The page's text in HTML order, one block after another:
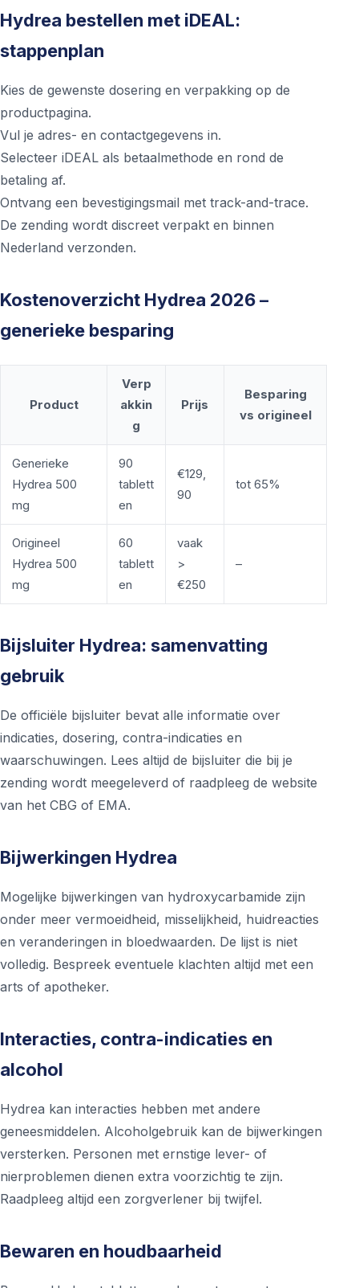
Hydrea bestellen met iDEAL:
stappenplan
Kies de gewenste dosering en verpakking op de
productpagina.
Vul je adres- en contactgegevens in.
Selecteer iDEAL als betaalmethode en rond de
betaling af.
Ontvang een bevestigingsmail met track-and-trace.
De zending wordt discreet verpakt en binnen
Nederland verzonden.
Kostenoverzicht Hydrea 2026 –
generieke besparing
Product
Verp
akkin
g
Prijs
Besparing
vs origineel
Generieke
Hydrea 500
mg
90
tablett
en
€129,
90
tot 65%
Origineel
Hydrea 500
mg
60
tablett
en
vaak
>
€250
–
Bijsluiter Hydrea: samenvatting
gebruik
De officiële bijsluiter bevat alle informatie over
indicaties, dosering, contra-indicaties en
waarschuwingen. Lees altijd de bijsluiter die bij je
zending wordt meegeleverd of raadpleeg de website
van het CBG of EMA.
Bijwerkingen Hydrea
Mogelijke bijwerkingen van hydroxycarbamide zijn
onder meer vermoeidheid, misselijkheid, huidreacties
en veranderingen in bloedwaarden. De lijst is niet
volledig. Bespreek eventuele klachten altijd met een
arts of apotheker.
Interacties, contra-indicaties en
alcohol
Hydrea kan interacties hebben met andere
geneesmiddelen. Alcoholgebruik kan de bijwerkingen
versterken. Personen met ernstige lever- of
nierproblemen dienen extra voorzichtig te zijn.
Raadpleeg altijd een zorgverlener bij twijfel.
Bewaren en houdbaarheid